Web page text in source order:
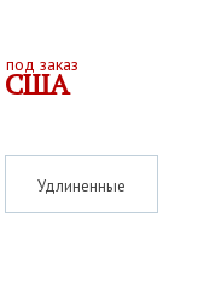
заказ
США
Удлиненные